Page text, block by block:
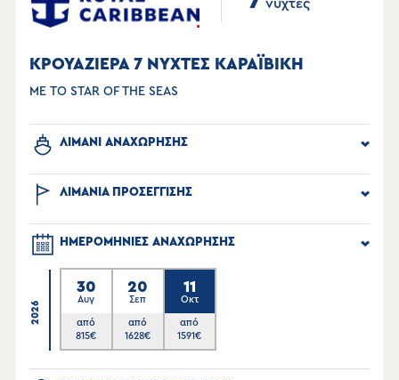
νύχτες
ΚΡΟΥΑΖΙΕΡΑ 7 ΝΥΧΤΕΣ ΚΑΡΑΪΒΙΚΗ
ΜΕ ΤΟ STAR OF THE SEAS
ΛΙΜΑΝΙ ΑΝΑΧΩΡΗΣΗΣ
ΛΙΜΑΝΙΑ ΠΡΟΣΕΓΓΙΣΗΣ
ΗΜΕΡΟΜΗΝΙΕΣ ΑΝΑΧΩΡΗΣΗΣ
2026
30
Αυγ
από
815€
20
Σεπ
από
1628€
11
Οκτ
από
1591€